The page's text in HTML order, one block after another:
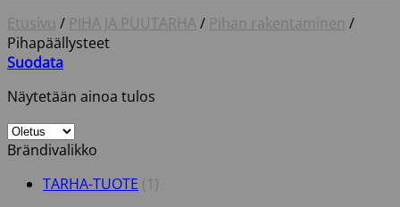
Etusivu / PIHA JA PUUTARHA/ Pihan rakentaminen /
Pihapäällysteet
Suodata
Näytetään ainoa tulos
Brändivalikko
TARHA-TUOTE (1)